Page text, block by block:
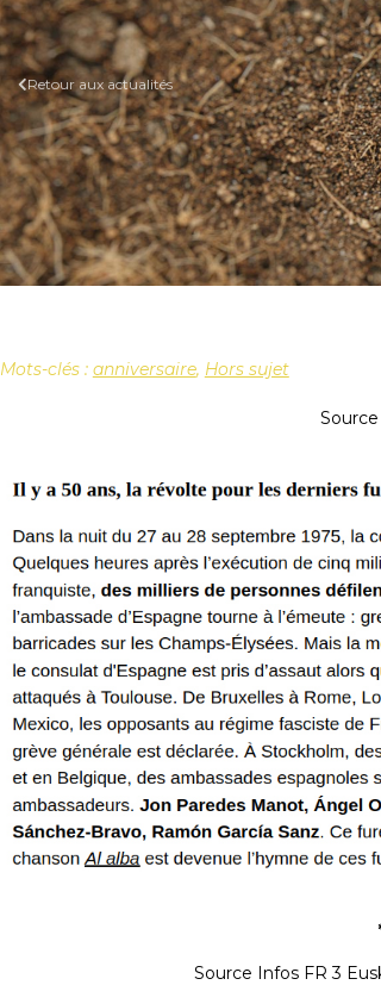
Retour aux actualités
Mots-clés : anniversaire, Hors sujet
Source Infos FR 3